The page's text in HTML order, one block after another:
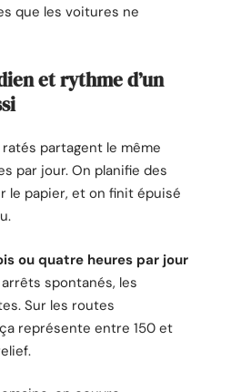
que les voitures ne
et rythme d’un
partagent le même
par jour. On planifie des
le papier, et on finit épuisé
ou quatre heures par jour
spontanés, les
Sur les routes
représente entre 150 et